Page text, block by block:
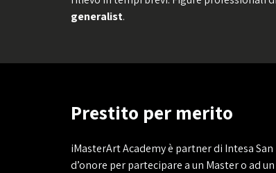
generalist.
Prestito per merito
iMasterArt Academy è partner di Intesa
d’onore per partecipare a un Master o ad